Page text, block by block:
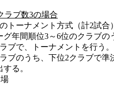
ラブ数3の場合
トーナメント方式（計2試合
グ年間順位3～6位のクラブ
ブで、トーナメントを行う。
ラブのうち、下位2クラブで
る。